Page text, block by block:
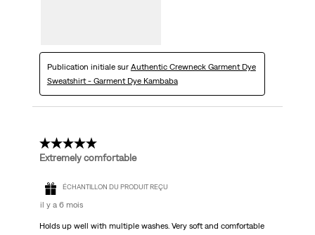
Publication initiale sur Authentic Crewneck Garment Dye
Sweatshirt - Garment Dye Kambaba
5 étoile(s) sur 5.
Extremely comfortable
ÉCHANTILLON DU PRODUIT REÇU
il y a 6 mois
Holds up well with multiple washes. Very soft and comfortable